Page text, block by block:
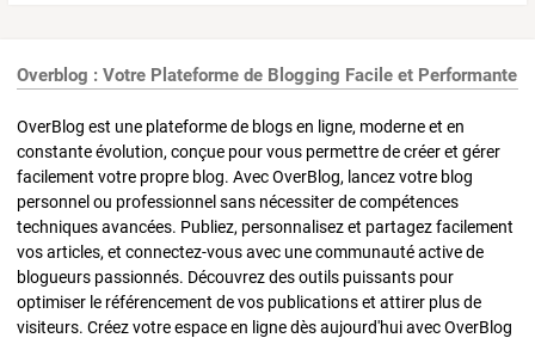
Overblog : Votre Plateforme de Blogging Facile et Performante
OverBlog est une plateforme de blogs en ligne, moderne et en
constante évolution, conçue pour vous permettre de créer et gérer
facilement votre propre blog. Avec OverBlog, lancez votre blog
personnel ou professionnel sans nécessiter de compétences
techniques avancées. Publiez, personnalisez et partagez facilement
vos articles, et connectez-vous avec une communauté active de
blogueurs passionnés. Découvrez des outils puissants pour
optimiser le référencement de vos publications et attirer plus de
visiteurs. Créez votre espace en ligne dès aujourd'hui avec OverBlog